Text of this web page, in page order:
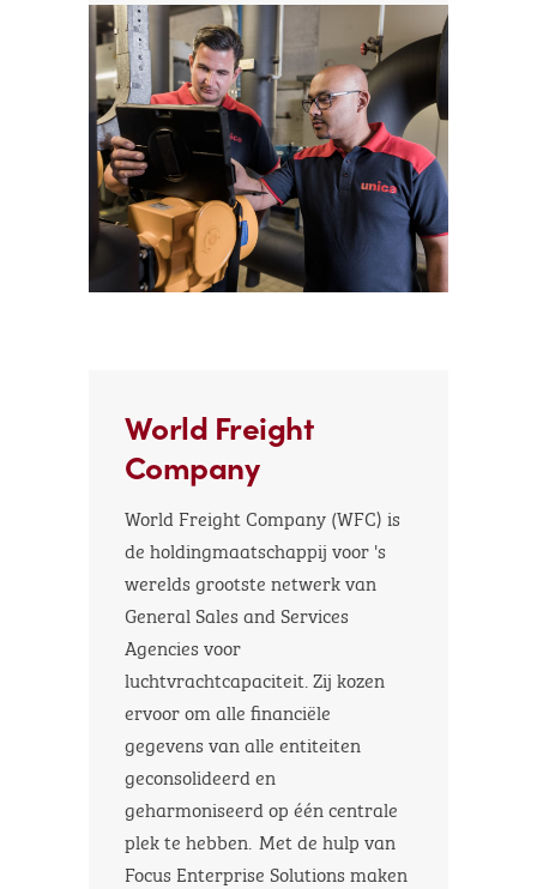
World Freight
Company
World Freight Company (WFC) is
de holdingmaatschappij voor 's
werelds grootste netwerk van
General Sales and Services
Agencies voor
luchtvrachtcapaciteit. Zij kozen
ervoor om alle financiële
gegevens van alle entiteiten
geconsolideerd en
geharmoniseerd op één centrale
plek te hebben. Met de hulp van
Focus Enterprise Solutions maken